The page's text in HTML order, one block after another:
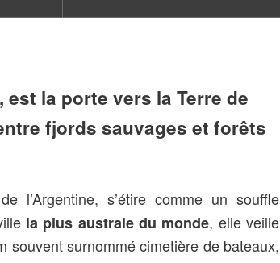
la porte vers la Terre de
fjords sauvages et forêts
l’Argentine, s’étire comme un souffle
la plus australe du monde, elle veille
souvent surnommé cimetière de bateaux,